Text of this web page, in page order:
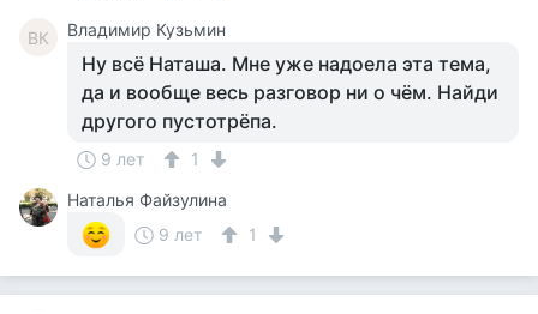
ВК Владимир Кузьмин
Ну всё Наташа. Мне уже надоела эта тема,
да и вообще весь разговор ни о чём. Найди
другого пустотрёпа.
9 лет
1
Наталья Файзулина
9 лет
1